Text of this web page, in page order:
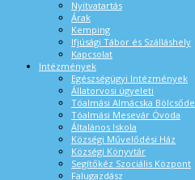
Nyitvatartás
Árak
Kemping
Ifjúsági Tábor és Szálláshely
Kapcsolat
Intézmények
Egészségügyi Intézmények
Állatorvosi ügyeleti
Tóalmási Almácska Bölcsőde
Tóalmási Mesevár Óvoda
Általános Iskola
Községi Művelődési Ház
Községi Könyvtár
Segítőkéz Szociális Központ
Falugazdász